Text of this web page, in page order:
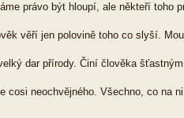
právo být hloupí, ale někteří toho
věří jen polovině toho co slyší.
dar přírody. Činí člověka
cosi neochvějného. Všechno, co na